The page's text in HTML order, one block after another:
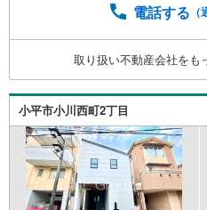
件ごとのメリット・注意
応。まずはお気軽にご相
様は、西武線「所沢駅」
お客様は、提携駐車場が
までお尋ねください。
電話する
取り扱い不動産会社をも
小平市小川西町2丁目